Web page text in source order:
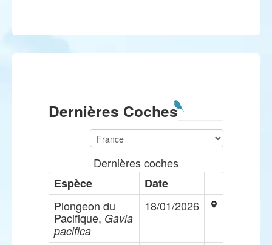
Dernières Coches
Dernières coches
Espèce
Date
Plongeon du
Pacifique, Gavia
pacifica
18/01/2026